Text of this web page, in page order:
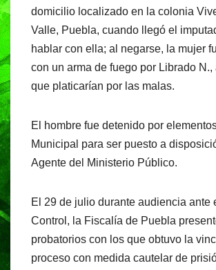
domicilio localizado en la colonia
Valle, Puebla, cuando llegó el
hablar con ella; al negarse, la mujer
con un arma de fuego por Librado
que platicarían por las malas.
El hombre fue detenido por
Municipal para ser puesto a
Agente del Ministerio Público.
El 29 de julio durante audiencia ante
Control, la Fiscalía de Puebla
probatorios con los que obtuvo la
proceso con medida cautelar de